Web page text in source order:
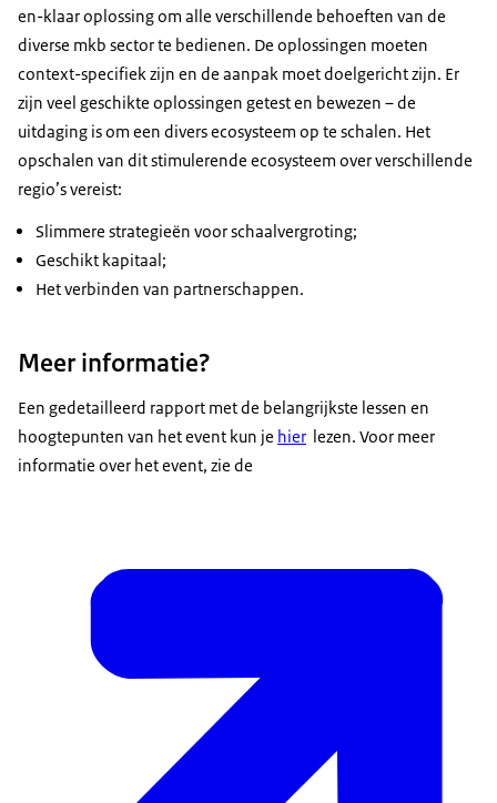
en-klaar oplossing om alle verschillende behoeften van de
diverse mkb sector te bedienen. De oplossingen moeten
context-specifiek zijn en de aanpak moet doelgericht zijn. Er
zijn veel geschikte oplossingen getest en bewezen – de
uitdaging is om een divers ecosysteem op te schalen. Het
opschalen van dit stimulerende ecosysteem over verschillende
regio’s vereist:
Slimmere strategieën voor schaalvergroting;
Geschikt kapitaal;
Het verbinden van partnerschappen.
Meer informatie?
Een gedetailleerd rapport met de belangrijkste lessen en
hoogtepunten van het event kun je hier lezen. Voor meer
informatie over het event, zie de